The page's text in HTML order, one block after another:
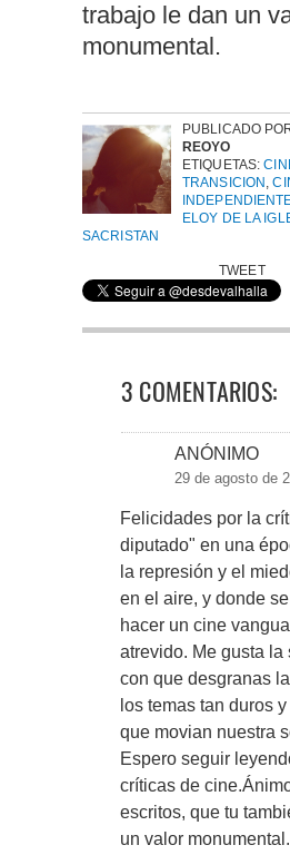
trabajo le dan un
monumental.
PUBLICADO
REOYO
ETIQUETAS:
TRANSICION ,
ELOY DE LA
SACRISTAN
TWEET
3 COMENTARIOS:
ANÓNIMO
29 de agosto de
Felicidades por la
diputado" en una
la represión y el
en el aire, y donde
hacer un cine
atrevido. Me gusta la
con que desgranas
los temas tan duros
que movian nuestra
Espero seguir
críticas de
escritos, que tu
un valor monumental.